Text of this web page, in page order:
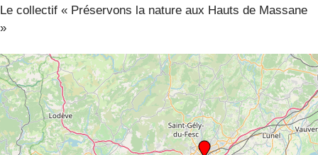
Le collectif « Préservons la nature aux Hauts de Massane
»